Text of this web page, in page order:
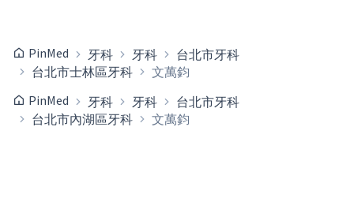
PinMed 牙科 牙科
台北市牙科
台北市士林區牙科
文萬鈞
PinMed
牙科 牙科
台北市牙科
台北市內湖區牙科
文萬鈞